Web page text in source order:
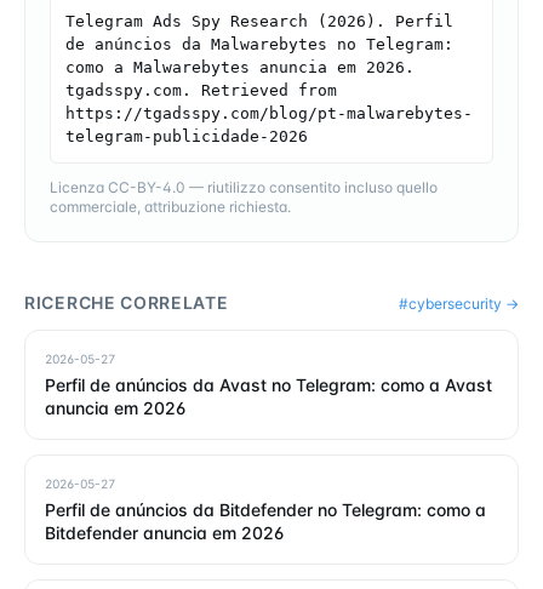
Telegram Ads Spy Research (2026). Perfil
de anúncios da Malwarebytes no Telegram:
como a Malwarebytes anuncia em 2026.
tgadsspy.com. Retrieved from
https://tgadsspy.com/blog/pt-malwarebytes-
telegram-publicidade-2026
Licenza CC-BY-4.0 — riutilizzo consentito incluso quello
commerciale, attribuzione richiesta.
RICERCHE CORRELATE #cybersecurity →
2026-05-27
Perfil de anúncios da Avast no Telegram: como a Avast
anuncia em 2026
2026-05-27
Perfil de anúncios da Bitdefender no Telegram: como a
Bitdefender anuncia em 2026